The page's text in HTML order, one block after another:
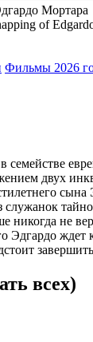
Мортара
of
Фильмы 2026
семействе
двух
сына
служанок
никогда не
Эдгардо ждет
всех)